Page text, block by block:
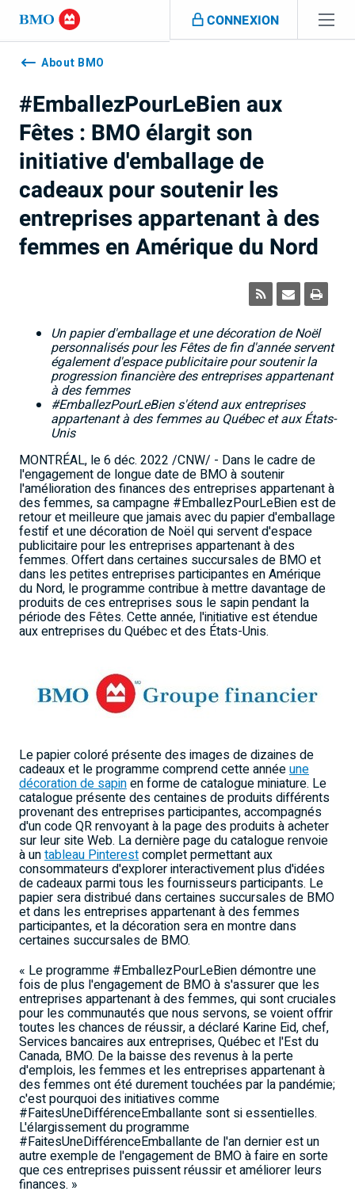
Sauter la navigation
CONNEXION
Navigation
skippedAbout BMO
#EmballezPourLeBien aux
Fêtes : BMO élargit son
initiative d'emballage de
cadeaux pour soutenir les
entreprises appartenant à des
femmes en Amérique du Nord
Un papier d'emballage et une décoration de Noël
personnalisés pour les Fêtes de fin d'année servent
également d'espace publicitaire pour soutenir la
progression financière des entreprises appartenant
à des femmes
#EmballezPourLeBiens'étend aux entreprises
appartenant à des femmes au Québec et aux États-
Unis
MONTRÉAL, le 6 déc. 2022 /CNW/ - Dans le cadre de
l'engagement de longue date de BMO à soutenir
l'amélioration des finances des entreprises appartenant à
des femmes, sa campagne #EmballezPourLeBien est de
retour et meilleure que jamais avec du papier d'emballage
festif et une décoration de Noël qui servent d'espace
publicitaire pour les entreprises appartenant à des
femmes. Offert dans certaines succursales de BMO et
dans les petites entreprises participantes en Amérique
du Nord, le programme contribue à mettre davantage de
produits de ces entreprises sous le sapin pendant la
période des Fêtes. Cette année, l'initiative est étendue
aux entreprises du Québec et des États-Unis.
Le papier coloré présente des images de dizaines de
cadeaux et le programme comprend cette annéeune
décoration de sapinen forme de catalogue miniature. Le
catalogue présente des centaines de produits différents
provenant des entreprises participantes, accompagnés
d'un code QR renvoyant à la page des produits à acheter
sur leur site Web. La dernière page du catalogue renvoie
à untableau Pinterestcomplet permettant aux
consommateurs d'explorer interactivement plus d'idées
de cadeaux parmi tous les fournisseurs participants. Le
papier sera distribué dans certaines succursales de BMO
et dans les entreprises appartenant à des femmes
participantes, et la décoration sera en montre dans
certaines succursales de BMO.
« Le programme #EmballezPourLeBien démontre une
fois de plus l'engagement de BMO à s'assurer que les
entreprises appartenant à des femmes, qui sont cruciales
pour les communautés que nous servons, se voient offrir
toutes les chances de réussir, a déclaré Karine Eid, chef,
Services bancaires aux entreprises, Québec et l'Est du
Canada, BMO. De la baisse des revenus à la perte
d'emplois, les femmes et les entreprises appartenant à
des femmes ont été durement touchées par la pandémie;
c'est pourquoi des initiatives comme
#FaitesUneDifférenceEmballante sont si essentielles.
L'élargissement du programme
#FaitesUneDifférenceEmballante de l'an dernier est un
autre exemple de l'engagement de BMO à faire en sorte
que ces entreprises puissent réussir et améliorer leurs
finances. »